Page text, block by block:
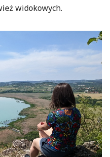
widokowych.